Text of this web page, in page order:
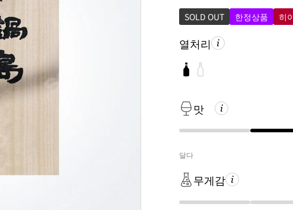
SOLD OUT 한정상품 히
열처리
맛
달다
무게감